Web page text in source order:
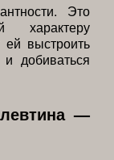
Это
характеру
ей выстроить
добиваться
—